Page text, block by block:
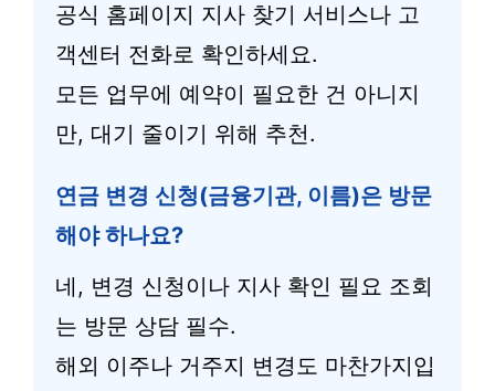
공식 홈페이지 지사 찾기 서비스나 고
객센터 전화로 확인하세요.
모든 업무에 예약이 필요한 건 아니지
만, 대기 줄이기 위해 추천.
연금 변경 신청(금융기관, 이름)은 방문
해야 하나요?
네, 변경 신청이나 지사 확인 필요 조회
는 방문 상담 필수.
해외 이주나 거주지 변경도 마찬가지입